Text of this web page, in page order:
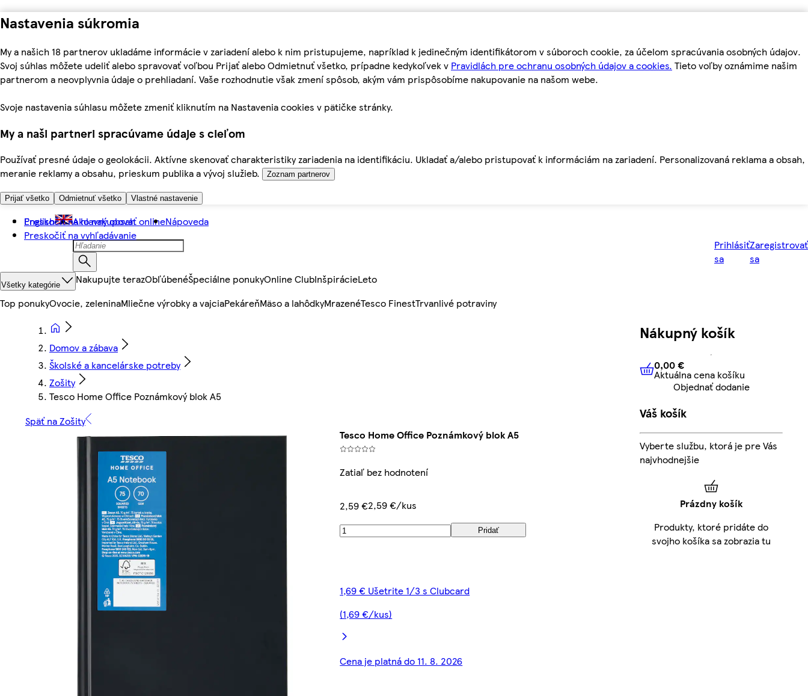
Nastavenia súkromia
My a našich 18 partnerov ukladáme informácie v zariadení alebo k nim pristupujeme, napríklad k jedinečným identifikátorom v súboroch cookie, za účelom spracúvania osobných údajov.
Svoj súhlas môžete udeliť alebo spravovať voľbou Prijať alebo Odmietnuť všetko, prípadne kedykoľvek v Pravidlách pre ochranu osobných údajov a cookies. Tieto voľby oznámime našim
partnerom a neovplyvnia údaje o prehliadaní. Vaše rozhodnutie však zmení spôsob, akým vám prispôsobíme nakupovanie na našom webe.
Svoje nastavenia súhlasu môžete zmeniť kliknutím na Nastavenia cookies v pätičke stránky.
My a naši partneri spracúvame údaje s cieľom
Používať presné údaje o geolokácii. Aktívne skenovať charakteristiky zariadenia na identifikáciu. Ukladať a/alebo pristupovať k informáciám na zariadení. Personalizovaná reklama a obsah,
meranie reklamy a obsahu, prieskum publika a vývoj služieb.
Zoznam partnerov
Prijať všetko Odmietnuť všetko Vlastné nastavenie
Preskočiť na hlavný obsah
Preskočiť na vyhľadávanie
English Ako nakupovať onlineNápoveda
Prihlásiť
sa
Zaregistrovať
sa
Všetky kategórie Nakupujte terazObľúbenéŠpeciálne ponukyOnline ClubInšpirácieLeto
Top ponukyOvocie, zeleninaMliečne výrobky a vajciaPekáreňMäso a lahôdkyMrazenéTesco FinestTrvanlivé potraviny
Domov a zábava
Školské a kancelárske potreby
Zošity
Tesco Home Office Poznámkový blok A5
Späť na Zošity
Tesco Home Office Poznámkový blok A5
Zatiaľ bez hodnotení
2,59 €2,59 €/kus
Pridať
1,69 € Ušetrite 1/3 s Clubcard
(1,69 €/kus)
Cena je platná do 11. 8. 2026
Nákupný košík
0,00 € Aktuálna cena košíku
0,00 €
Aktuálna cena košíku
Objednať dodanie
Váš košík
Vyberte službu, ktorá je pre Vás
najvhodnejšie
Prázdny košík
Produkty, ktoré pridáte do
svojho košíka sa zobrazia tu